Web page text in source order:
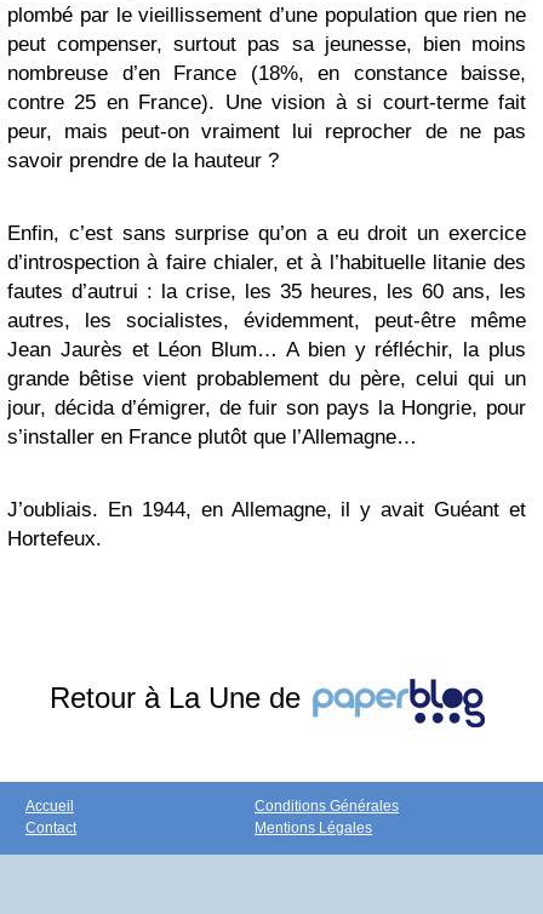
plombé par le vieillissement d’une population que rien ne
peut compenser, surtout pas sa jeunesse, bien moins
nombreuse d’en France (18%, en constance baisse,
contre 25 en France). Une vision à si court-terme fait
peur, mais peut-on vraiment lui reprocher de ne pas
savoir prendre de la hauteur ?
Enfin, c’est sans surprise qu’on a eu droit un exercice
d’introspection à faire chialer, et à l’habituelle litanie des
fautes d’autrui : la crise, les 35 heures, les 60 ans, les
autres, les socialistes, évidemment, peut-être même
Jean Jaurès et Léon Blum… A bien y réfléchir, la plus
grande bêtise vient probablement du père, celui qui un
jour, décida d’émigrer, de fuir son pays la Hongrie, pour
s’installer en France plutôt que l’Allemagne…
J’oubliais. En 1944, en Allemagne, il y avait Guéant et
Hortefeux.
Retour à La Une de
Accueil
Contact
Conditions Générales
Mentions Légales